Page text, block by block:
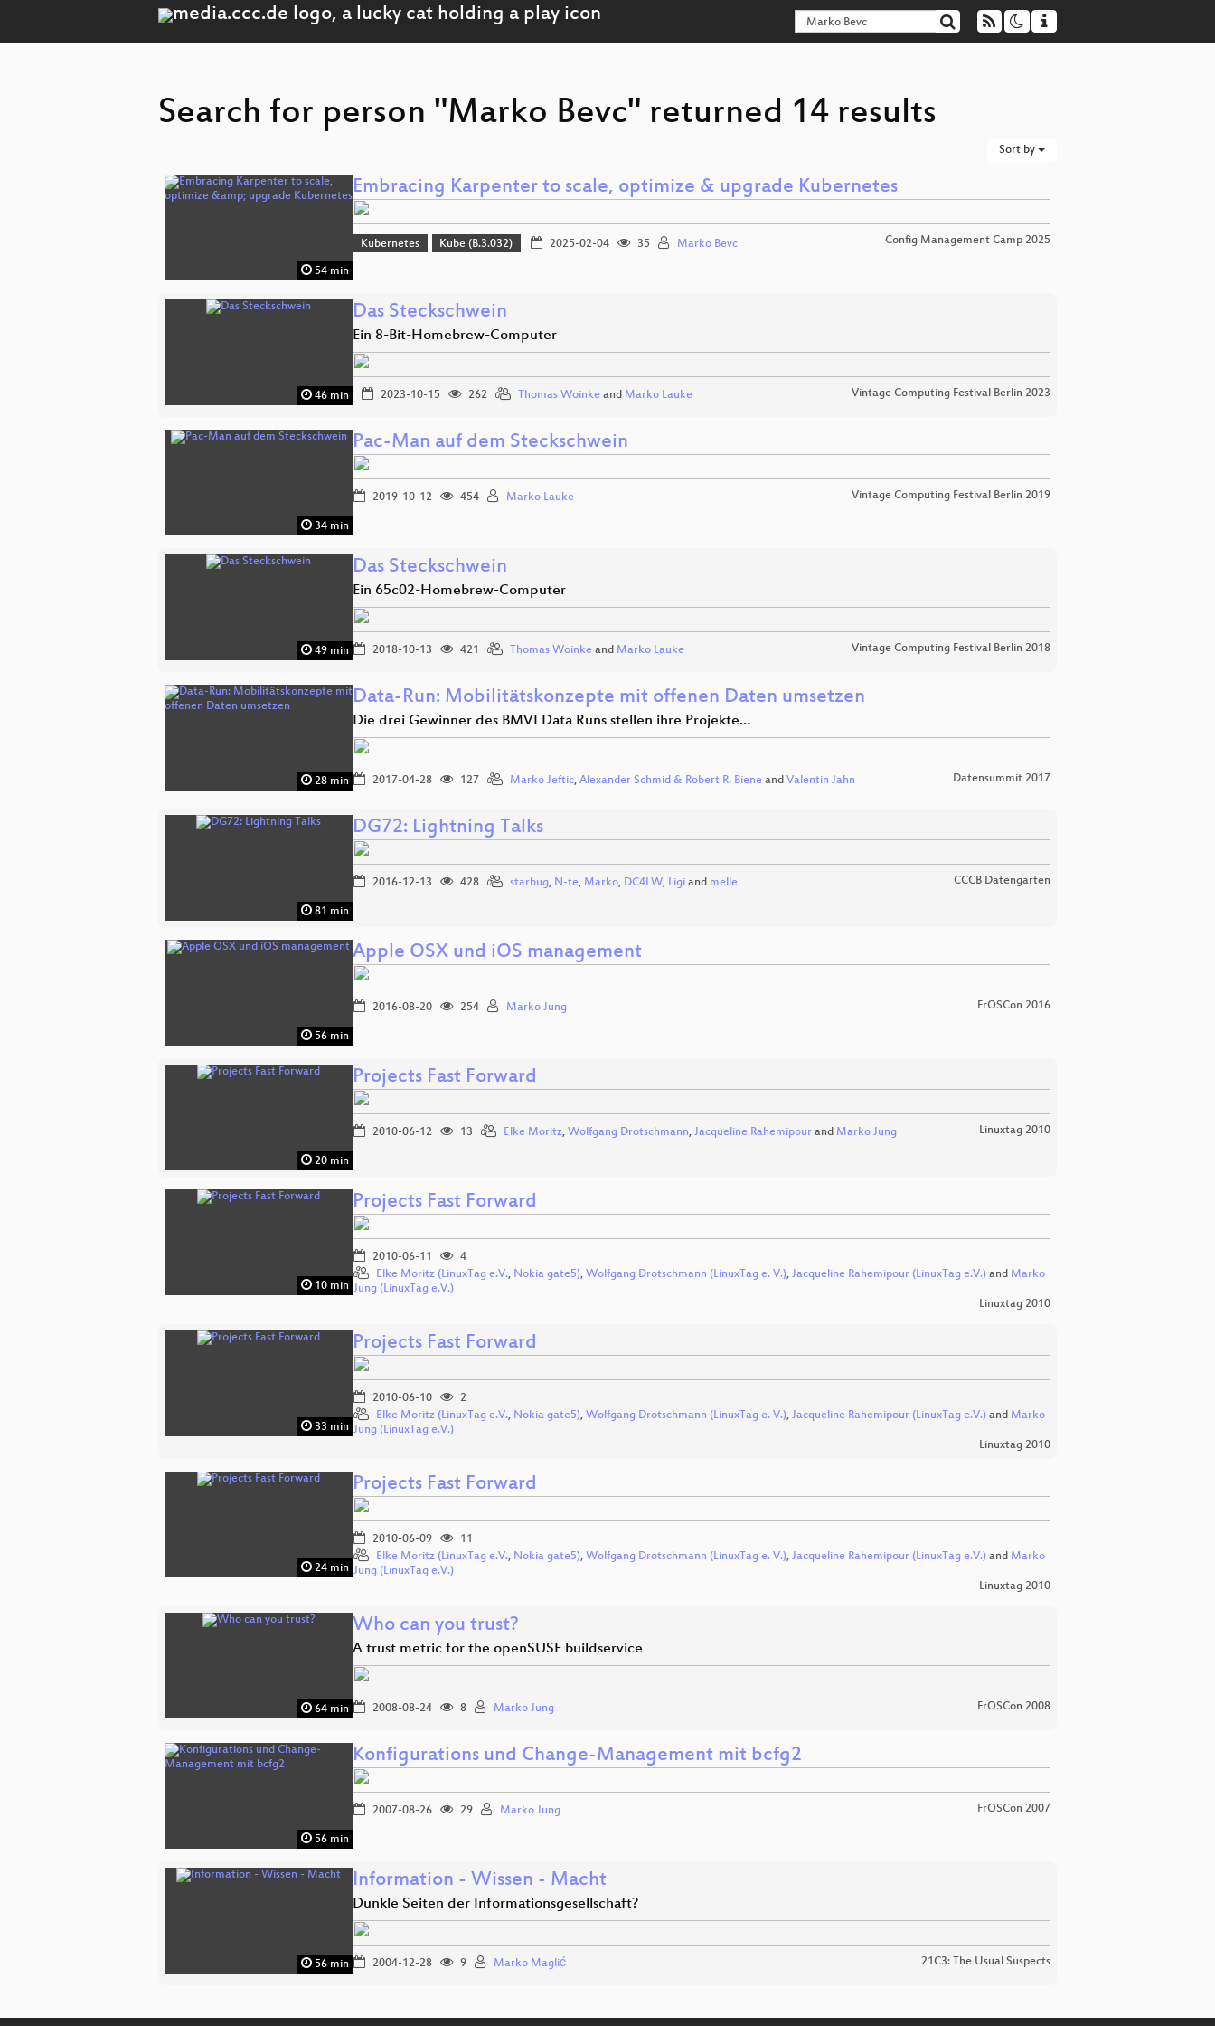
Search for person "Marko Bevc" returned 14 results
Sort by
54 min
Embracing Karpenter to scale, optimize & upgrade Kubernetes
Kubernetes Kube (B.3.032) 2025-02-04 35 Marko Bevc Config Management Camp 2025
46 min
Das Steckschwein
Ein 8-Bit-Homebrew-Computer
2023-10-15 262 Thomas Woinke and Marko Lauke Vintage Computing Festival Berlin 2023
34 min
Pac-Man auf dem Steckschwein
2019-10-12 454 Marko Lauke Vintage Computing Festival Berlin 2019
49 min
Das Steckschwein
Ein 65c02-Homebrew-Computer
2018-10-13 421 Thomas Woinke and Marko Lauke Vintage Computing Festival Berlin 2018
28 min
Data-Run: Mobilitätskonzepte mit offenen Daten umsetzen
Die drei Gewinner des BMVI Data Runs stellen ihre Projekte…
2017-04-28 127 Marko Jeftic, Alexander Schmid & Robert R. Biene and Valentin Jahn Datensummit 2017
81 min
DG72: Lightning Talks
2016-12-13 428 starbug, N-te, Marko, DC4LW, Ligi and melle CCCB Datengarten
56 min
Apple OSX und iOS management
2016-08-20 254 Marko Jung FrOSCon 2016
20 min
Projects Fast Forward
2010-06-12 13 Elke Moritz, Wolfgang Drotschmann, Jacqueline Rahemipour and Marko Jung Linuxtag 2010
10 min
Projects Fast Forward
2010-06-11
4
Elke Moritz (LinuxTag e.V., Nokia gate5), Wolfgang Drotschmann (LinuxTag e. V.), Jacqueline Rahemipour (LinuxTag e.V.) and Marko
Jung (LinuxTag e.V.)
Linuxtag 2010
33 min
Projects Fast Forward
2010-06-10
2
Elke Moritz (LinuxTag e.V., Nokia gate5), Wolfgang Drotschmann (LinuxTag e. V.), Jacqueline Rahemipour (LinuxTag e.V.) and Marko
Jung (LinuxTag e.V.)
Linuxtag 2010
24 min
Projects Fast Forward
2010-06-09
11
Elke Moritz (LinuxTag e.V., Nokia gate5), Wolfgang Drotschmann (LinuxTag e. V.), Jacqueline Rahemipour (LinuxTag e.V.) and Marko
Jung (LinuxTag e.V.)
Linuxtag 2010
64 min
Who can you trust?
A trust metric for the openSUSE buildservice
2008-08-24 8 Marko Jung FrOSCon 2008
56 min
Konfigurations und Change-Management mit bcfg2
2007-08-26 29 Marko Jung FrOSCon 2007
56 min
Information - Wissen - Macht
Dunkle Seiten der Informationsgesellschaft?
2004-12-28 9 Marko Maglić 21C3: The Usual Suspects